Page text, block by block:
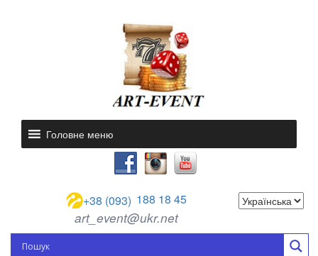
Головне меню
+38 (093) 188 18 45
art_event@ukr.net